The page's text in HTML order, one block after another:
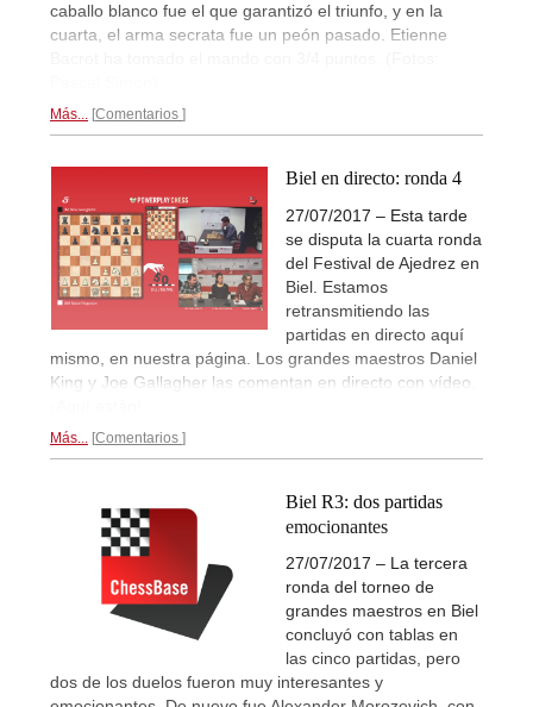
caballo blanco fue el que garantizó el triunfo, y en la
cuarta, el arma secrata fue un peón pasado. Etienne
Más... Comentarios
Biel en directo: ronda 4
27/07/2017 – Esta tarde
se disputa la cuarta ronda
del Festival de Ajedrez en
Biel. Estamos
retransmitiendo las
partidas en directo aquí
mismo, en nuestra página. Los grandes maestros Daniel
King y Joe Gallagher las comentan en directo con vídeo.
Más... Comentarios
Biel R3: dos partidas
emocionantes
27/07/2017 – La tercera
ronda del torneo de
grandes maestros en Biel
concluyó con tablas en
las cinco partidas, pero
dos de los duelos fueron muy interesantes y